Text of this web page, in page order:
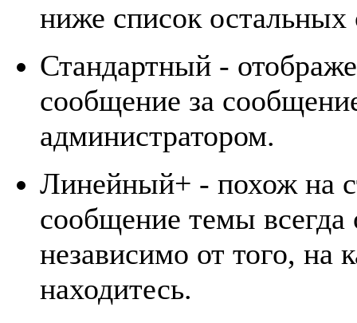
ниже список
Стандартный -
сообщение за
администратором.
Линейный+ - похож на
сообщение темы всегда
независимо от того, на
находитесь.